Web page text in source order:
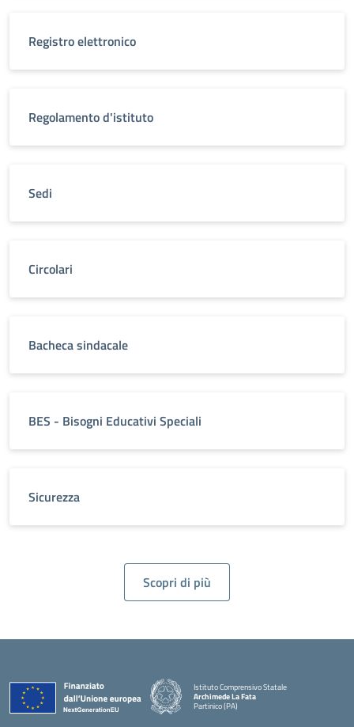
Registro elettronico
Regolamento d'istituto
Sedi
Circolari
Bacheca sindacale
BES - Bisogni Educativi Speciali
Sicurezza
Scopri di più
Istituto Comprensivo Statale
Archimede La Fata
Partinico (PA)